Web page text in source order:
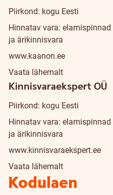
Piirkond: kogu Eesti
Hinnatav vara: elamispinnad
ja ärikinnisvara
www.kaanon.ee
Vaata lähemalt
Kinnisvaraekspert OÜ
Piirkond: kogu Eesti
Hinnatav vara: elamispinnad
ja ärikinnisvara
www.kinnisvaraekspert.ee
Vaata lähemalt
Kodulaen